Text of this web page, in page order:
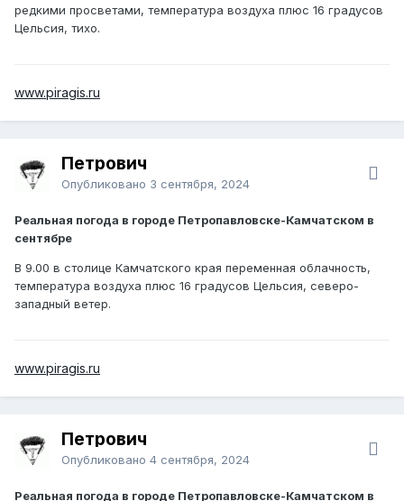
редкими просветами, температура воздуха плюс 16 градусов
Цельсия, тихо.
www.piragis.ru
Петрович
Опубликовано 3 сентября, 2024
Реальная погода в городе Петропавловске-Камчатском в
сентябре
В 9.00 в столице Камчатского края переменная облачность,
температура воздуха плюс 16 градусов Цельсия, северо-
западный ветер.
www.piragis.ru
Петрович
Опубликовано 4 сентября, 2024
Реальная погода в городе Петропавловске-Камчатском в